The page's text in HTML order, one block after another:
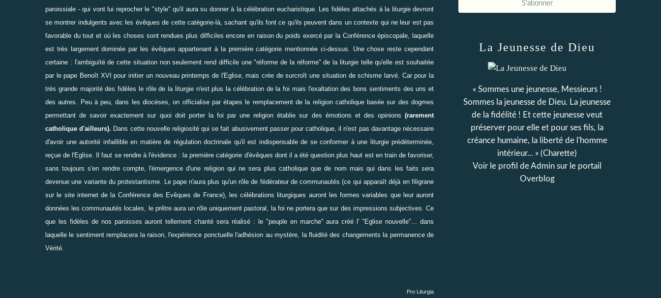
paroissiale - qui vont lui reprocher le "style" qu'il aura su donner à la célébration eucharistique. Les fidèles attachés à la liturgie devront
se montrer indulgents avec les évêques de cette catégorie-là, sachant qu'ils font ce qu'ils peuvent dans un contexte qui ne leur est pas
favorable du tout et où les choses sont rendues plus difficiles encore en raison du poids exercé par la Conférence épiscopale, laquelle
est très largement dominée par les évêques appartenant à la première catégorie mentionnée ci-dessus. Une chose reste cependant
certaine : l'ambiguïté de cette situation non seulement rend difficile une "réforme de la réforme" de la liturgie telle qu'elle est souhaitée
par le pape Benoît XVI pour initier un nouveau printemps de l'Eglise, mais crée de surcroît une situation de schisme larvé. Car pour la
très grande majorité des fidèles le rôle de la liturgie n'est plus la célébration de la foi mais l'exaltation des bons sentiments des uns et
des autres. Peu à peu, dans les diocèses, on officialise par étapes le remplacement de la religion catholique basée sur des dogmes
permettant de savoir exactement sur quoi doit porter la foi par une religion établie sur des émotions et des opinions (rarement
catholique d'ailleurs). Dans cette nouvelle religiosité qui se fait abusivement passer pour catholique, il n'est pas davantage nécessaire
d'avoir une autorité infaillible en matière de régulation doctrinale qu'il est indispensable de se conformer à une liturgie prédéterminée,
reçue de l'Eglise. Il faut se rendre à l'évidence : la première catégorie d'évêques dont il a été question plus haut est en train de favoriser,
sans toujours s'en rendre compte, l'émergence d'une religion qui ne sera plus catholique que de nom mais qui dans les faits sera
devenue une variante du protestantisme. Le pape n'aura plus qu'un rôle de fédérateur de communautés (ce qui apparaît déjà en filigrane
sur le site internet de la Conférence des Evêques de France), les célébrations liturgiques auront les formes variables que leur auront
données les communautés locales, le prêtre aura un rôle uniquement pastoral, la foi ne portera que sur des impressions subjectives. Ce
que les fidèles de nos paroisses auront tellement chanté sera réalisé : le "peuple en marche" aura créé l' "Eglise nouvelle"... dans
laquelle le sentiment remplacera la raison, l'expérience ponctuelle l'adhésion au mystère, la fluidité des changements la permanence de
Vérité.
Pro Liturgia
La Jeunesse de Dieu
« Sommes une jeunesse, Messieurs !
Sommes la jeunesse de Dieu. La jeunesse
de la fidélité ! Et cette jeunesse veut
préserver pour elle et pour ses fils, la
créance humaine, la liberté de l'homme
intérieur... » (Charette)
Voir le profil deAdmin sur le portail
Overblog